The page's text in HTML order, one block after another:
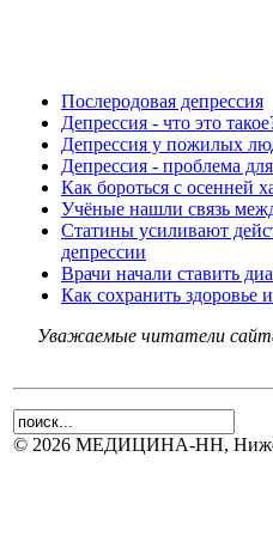
Послеродовая депрессия
Депрессия - что это
Депрессия у пожилых
Депрессия - проблема
Как бороться с осенней
Учёные нашли связь
Статины усиливают
депрессии
Врачи начали ставить
Как сохранить здоровье
Уважаемые читатели
© 2026 МЕДИЦИНА-НН,